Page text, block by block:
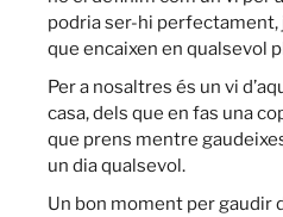
podria ser-hi perfectament,
que encaixen en qualsevol
Per a nosaltres és un vi
casa, dels que en fas una
que prens mentre
un dia qualsevol.
Un bon moment per gaudir